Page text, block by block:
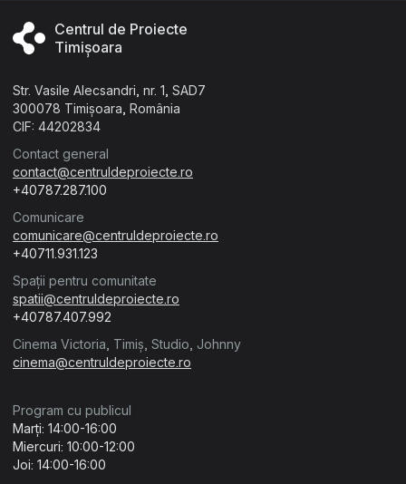
Centrul de Proiecte
Timișoara
Str. Vasile Alecsandri, nr. 1, SAD7
300078 Timișoara, România
CIF: 44202834
Contact general
contact@centruldeproiecte.ro
+40787.287.100
Comunicare
comunicare@centruldeproiecte.ro
+40711.931.123
Spații pentru comunitate
spatii@centruldeproiecte.ro
+40787.407.992
Cinema Victoria, Timiș, Studio, Johnny
cinema@centruldeproiecte.ro
Program cu publicul
Marți: 14:00-16:00
Miercuri: 10:00-12:00
Joi: 14:00-16:00